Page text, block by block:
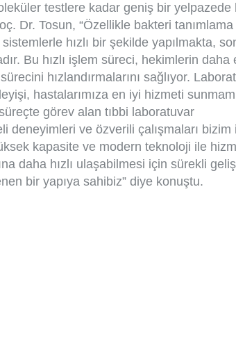
testlere kadar geniş bir yelpazede
Dr. Tosun, “Özellikle bakteri
hızlı bir şekilde yapılmakta,
Bu hızlı işlem süreci, hekimlerin daha
hızlandırmalarını sağlıyor.
hastalarımıza en iyi hizmeti
görev alan tıbbi laboratuvar
deneyimleri ve özverili çalışmaları bizim
kapasite ve modern teknoloji ile
daha hızlı ulaşabilmesi için sürekli
bir yapıya sahibiz” diye konuştu.